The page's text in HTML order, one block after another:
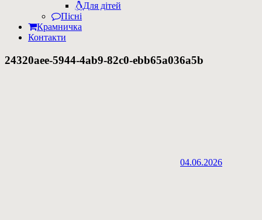
Для дітей
Пісні
Крамничка
Контакти
24320aee-5944-4ab9-82c0-ebb65a036a5b
04.06.2026